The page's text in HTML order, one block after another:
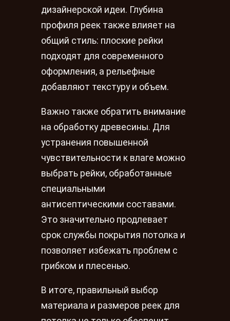
дизайнерской идеи. Глубина
профиля реек также влияет на
общий стиль: плоские рейки
подходят для современного
оформления, а рельефные
добавляют текстуру и объем.
Важно также обратить внимание
на обработку древесины. Для
устранения повышенной
чувствительности к влаге можно
выбрать рейки, обработанные
специальными
антисептическими составами.
Это значительно продлевает
срок службы покрытия потолка и
позволяет избежать проблем с
грибком и плесенью.
В итоге, правильный выбор
материала и размеров реек для